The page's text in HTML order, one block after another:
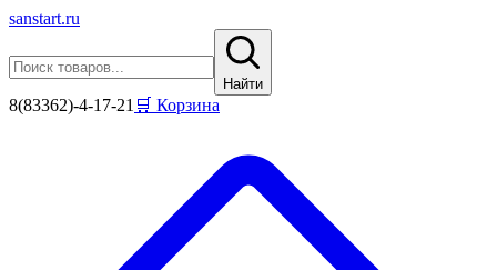
sanstart.ru
Найти
8(83362)-4-17-21 🛒 Корзина